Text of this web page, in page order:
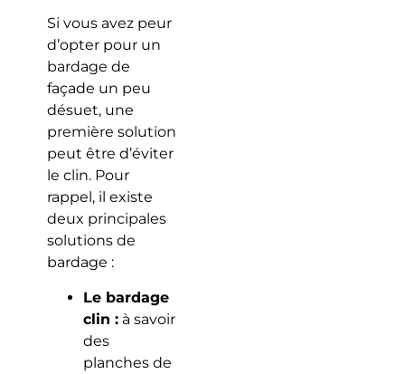
Si vous avez peur
d’opter pour un
bardage de
façade un peu
désuet, une
première solution
peut être d’éviter
le clin. Pour
rappel, il existe
deux principales
solutions de
bardage :
Le bardage
clin :à savoir
des
planches de